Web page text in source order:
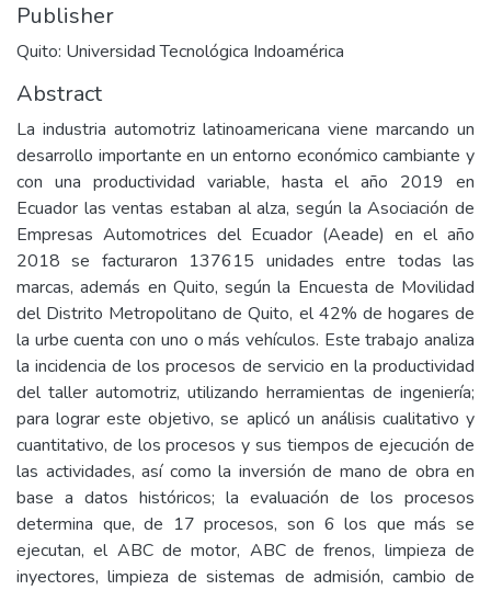
Publisher
Quito: Universidad Tecnológica Indoamérica
Abstract
La industria automotriz latinoamericana viene marcando un
desarrollo importante en un entorno económico cambiante y
con una productividad variable, hasta el año 2019 en
Ecuador las ventas estaban al alza, según la Asociación de
Empresas Automotrices del Ecuador (Aeade) en el año
2018 se facturaron 137615 unidades entre todas las
marcas, además en Quito, según la Encuesta de Movilidad
del Distrito Metropolitano de Quito, el 42% de hogares de
la urbe cuenta con uno o más vehículos. Este trabajo analiza
la incidencia de los procesos de servicio en la productividad
del taller automotriz, utilizando herramientas de ingeniería;
para lograr este objetivo, se aplicó un análisis cualitativo y
cuantitativo, de los procesos y sus tiempos de ejecución de
las actividades, así como la inversión de mano de obra en
base a datos históricos; la evaluación de los procesos
determina que, de 17 procesos, son 6 los que más se
ejecutan, el ABC de motor, ABC de frenos, limpieza de
inyectores, limpieza de sistemas de admisión, cambio de